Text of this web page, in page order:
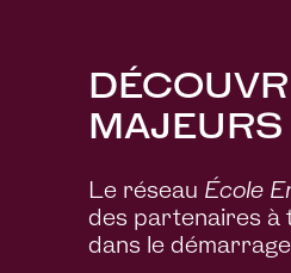
MAJEURS
Le réseau École
des partenaires à
dans le